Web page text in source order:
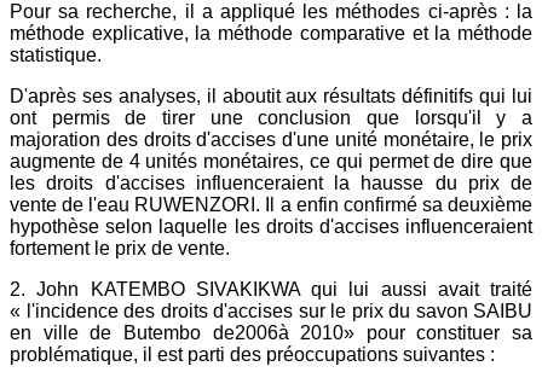
Pour sa recherche, il a appliqué les méthodes ci-après : la
méthode explicative, la méthode comparative et la méthode
statistique.
D'après ses analyses, il aboutit aux résultats définitifs qui lui
ont permis de tirer une conclusion que lorsqu'il y a
majoration des droits d'accises d'une unité monétaire, le prix
augmente de 4 unités monétaires, ce qui permet de dire que
les droits d'accises influenceraient la hausse du prix de
vente de l'eau RUWENZORI. Il a enfin confirmé sa deuxième
hypothèse selon laquelle les droits d'accises influenceraient
fortement le prix de vente.
2. John KATEMBO SIVAKIKWA qui lui aussi avait traité
« l'incidence des droits d'accises sur le prix du savon SAIBU
en ville de Butembo de2006à 2010» pour constituer sa
problématique, il est parti des préoccupations suivantes :